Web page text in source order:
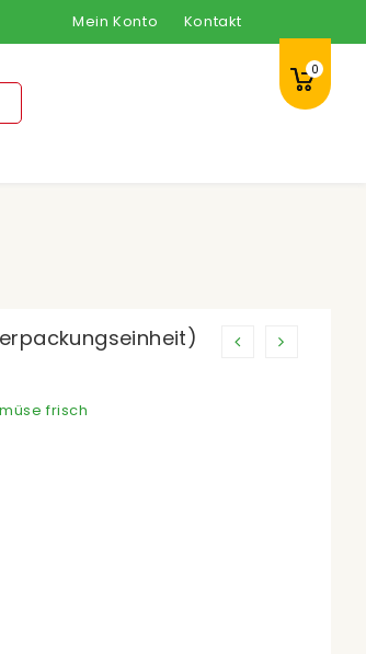
Mein Konto Kontakt
0
frisch